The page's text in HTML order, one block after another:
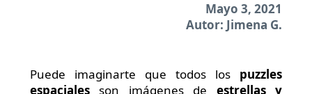
Mayo 3, 2021
Autor: Jimena G.
Puede imaginarte que todos los puzzles
espacialesson imágenes de estrellas y